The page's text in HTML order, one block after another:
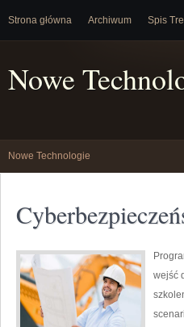
Strona główna Archiwum Spis
Nowe
Nowe Technologie
wejść